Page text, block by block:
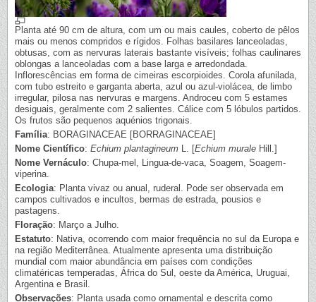
Planta até 90 cm de altura, com um ou mais caules, coberto de pêlos
mais ou menos compridos e rígidos. Folhas basilares lanceoladas,
obtusas, com as nervuras laterais bastante visíveis; folhas caulinares
oblongas a lanceoladas com a base larga e arredondada.
Inflorescências em forma de cimeiras escorpioides. Corola afunilada,
com tubo estreito e garganta aberta, azul ou azul-violácea, de limbo
irregular, pilosa nas nervuras e margens. Androceu com 5 estames
desiguais, geralmente com 2 salientes. Cálice com 5 lóbulos partidos.
Os frutos são pequenos aquénios trigonais.
Família: BORAGINACEAE [BORRAGINACEAE]
Nome Científico: Echium plantagineum L. [Echium murale Hill.]
Nome Vernáculo: Chupa-mel, Lingua-de-vaca, Soagem, Soagem-
viperina.
Ecologia: Planta vivaz ou anual, ruderal. Pode ser observada em
campos cultivados e incultos, bermas de estrada, pousios e
pastagens.
Floração: Março a Julho.
Estatuto: Nativa, ocorrendo com maior frequência no sul da Europa e
na região Mediterrânea. Atualmente apresenta uma distribuição
mundial com maior abundância em países com condições
climatéricas temperadas, África do Sul, oeste da América, Uruguai,
Argentina e Brasil.
Observações: Planta usada como ornamental e descrita como